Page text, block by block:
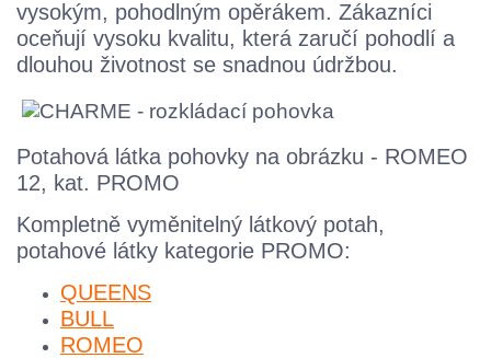
vysokým, pohodlným opěrákem. Zákazníci
oceňují vysoku kvalitu, která zaručí pohodlí a
dlouhou životnost se snadnou údržbou.
Potahová látka pohovky na obrázku - ROMEO
12, kat. PROMO
Kompletně vyměnitelný látkový potah,
potahové látky kategorie PROMO:
QUEENS
BULL
ROMEO